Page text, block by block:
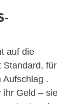
auf die
Standard, für
Aufschlag .
ihr Geld – sie